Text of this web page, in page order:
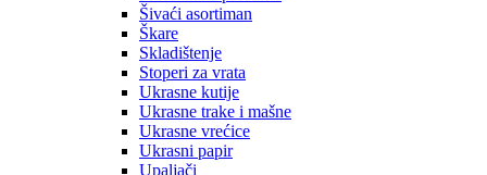
Šivaći asortiman
Škare
Skladištenje
Stoperi za vrata
Ukrasne kutije
Ukrasne trake i mašne
Ukrasne vrećice
Ukrasni papir
Upaljači